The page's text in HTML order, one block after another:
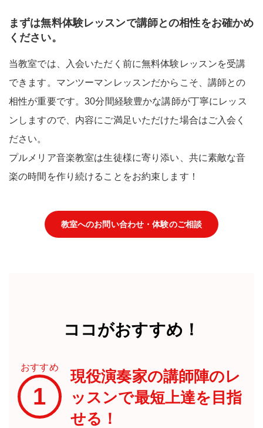
まずは無料体験レッスンで講師との相性をお確かめ
ください。
当教室では、入会いただく前に無料体験レッスンを受講
できます。マンツーマンレッスンだからこそ、講師との
相性が重要です。30分間経験豊かな講師が丁寧にレッス
ンしますので、内容にご満足いただけた場合はご入会く
ださい。
プルメリア音楽教室は生徒様に寄り添い、共に素敵な音
楽の時間を作り続けることをお約束します！
教室へのお問い合わせ・体験のご相談
ココがおすすめ！
おすすめ
1
現役演奏家の講師陣のレ
ッスンで最短上達を目指
せる！